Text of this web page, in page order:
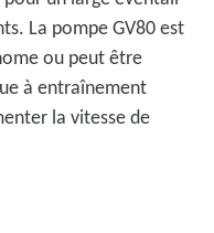
La pompe GV80 est
ou peut être
à entraînement
la vitesse de